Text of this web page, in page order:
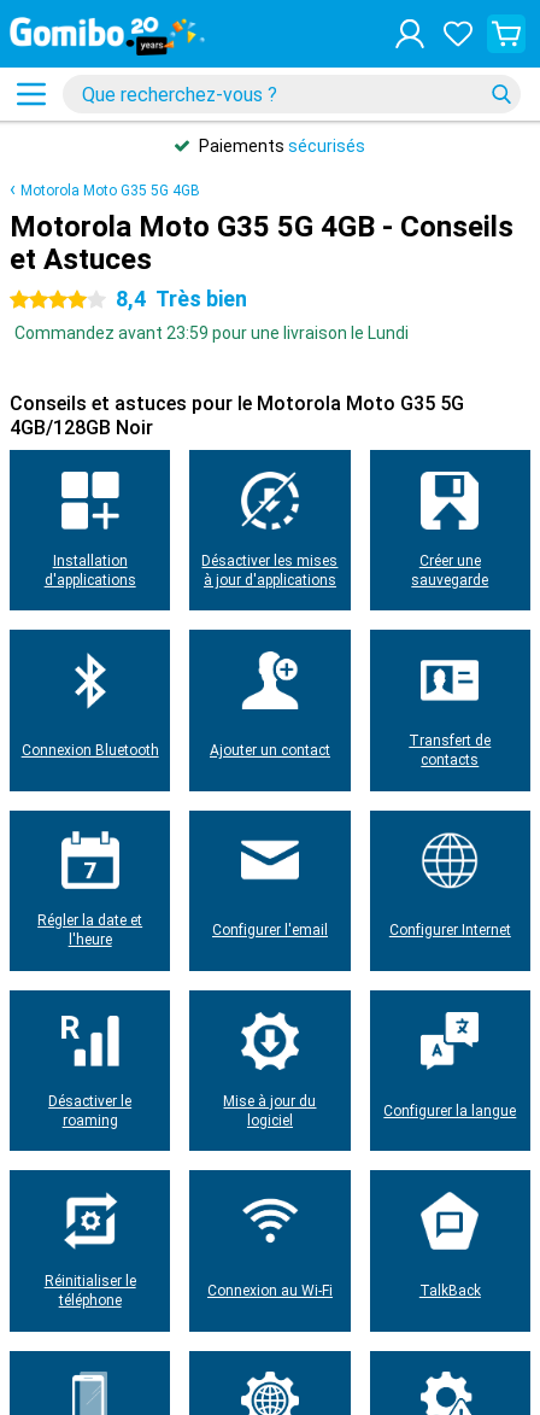
Paiements sécurisés
Motorola Moto G35 5G 4GB
Motorola Moto G35 5G 4GB - Conseils
et Astuces
4 étoiles 8,4 Très bien
Commandez avant 23:59 pour une livraison le Lundi
Conseils et astuces pour le Motorola Moto G35 5G
4GB/128GB Noir
Installation
d'applications
Désactiver les mises
à jour d'applications
Créer une
sauvegarde
Connexion Bluetooth Ajouter un contact
Transfert de
contacts
Régler la date et
l'heure
Configurer l'email Configurer Internet
Désactiver le
roaming
Mise à jour du
logiciel
Configurer la langue
Réinitialiser le
téléphone
Connexion au Wi-Fi TalkBack